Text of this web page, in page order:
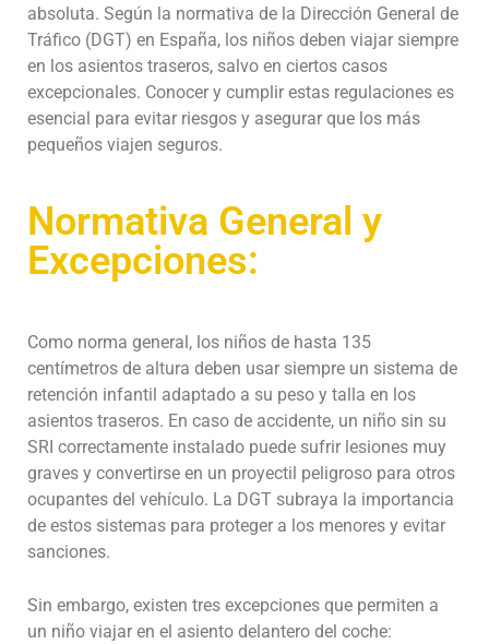
absoluta. Según la normativa de la Dirección General de
Tráfico (DGT) en España, los niños deben viajar siempre
en los asientos traseros, salvo en ciertos casos
excepcionales. Conocer y cumplir estas regulaciones es
esencial para evitar riesgos y asegurar que los más
pequeños viajen seguros.
Normativa General y
Excepciones:
Como norma general, los niños de hasta 135
centímetros de altura deben usar siempre un sistema de
retención infantil adaptado a su peso y talla en los
asientos traseros. En caso de accidente, un niño sin su
SRI correctamente instalado puede sufrir lesiones muy
graves y convertirse en un proyectil peligroso para otros
ocupantes del vehículo. La DGT subraya la importancia
de estos sistemas para proteger a los menores y evitar
sanciones.
Sin embargo, existen tres excepciones que permiten a
un niño viajar en el asiento delantero del coche: